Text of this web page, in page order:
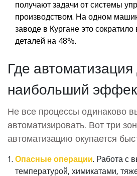
получают задачи от системы
производством. На одном
заводе в Кургане это
деталей на 48%.
Где автоматизация
наибольший
Не все процессы одинаково
автоматизировать. Вот три
автоматизацию окупается
Опасные операции . Работа с
температурой, химикатами,